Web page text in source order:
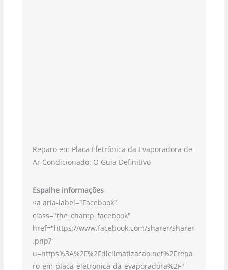
Reparo em Placa Eletrônica da Evaporadora de
Ar Condicionado: O Guia Definitivo
Espalhe informações
<a aria-label="Facebook"
class="the_champ_facebook"
href="https://www.facebook.com/sharer/sharer
.php?
u=https%3A%2F%2Fdlclimatizacao.net%2Frepa
ro-em-placa-eletronica-da-evaporadora%2F"